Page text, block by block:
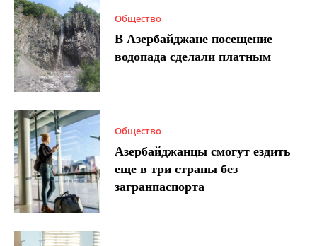
Общество
В Азербайджане посещение
водопада сделали платным
Общество
Азербайджанцы смогут ездить
еще в три страны без
загранпаспорта